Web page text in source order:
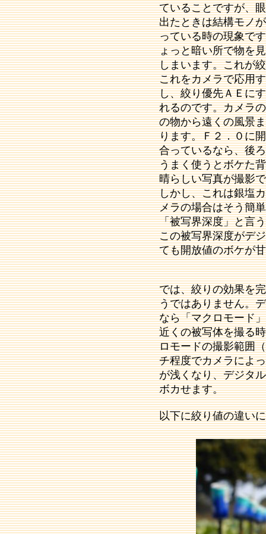
ていることですが、
出たときは結構モノ
っている時の現象で
ょっと暗い所で物を
しまいます。これが
これをカメラで応用
し、絞り優先ＡＥに
れるのです。カメラ
の物から遠くの風景
ります。Ｆ２．０に
合っているなら、後
うまく使うとボケた
晴らしい写真が撮影
しかし、これは銀塩
メラの場合はそう簡
「被写界深度」と言
この被写界深度がデ
ても開放値のボケが
では、絞りの効果を
うではありません。
なら「マクロモード
近くの被写体を撮る
ロモードの撮影範囲
チ程度でカメラによ
が浅くなり、デジタ
ボカせます。
以下に絞り値の違い